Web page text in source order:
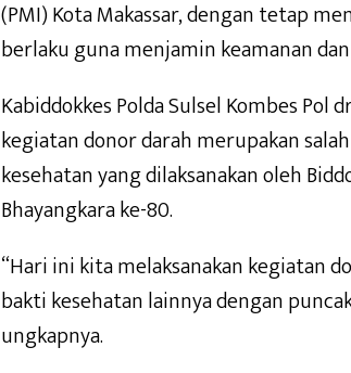
(PMI) Kota Makassar, dengan tetap
berlaku guna menjamin keamanan
Kabiddokkes Polda Sulsel Kombes
kegiatan donor darah merupakan
kesehatan yang dilaksanakan oleh
Bhayangkara ke-80.
“Hari ini kita melaksanakan kegiatan
bakti kesehatan lainnya dengan
ungkapnya.